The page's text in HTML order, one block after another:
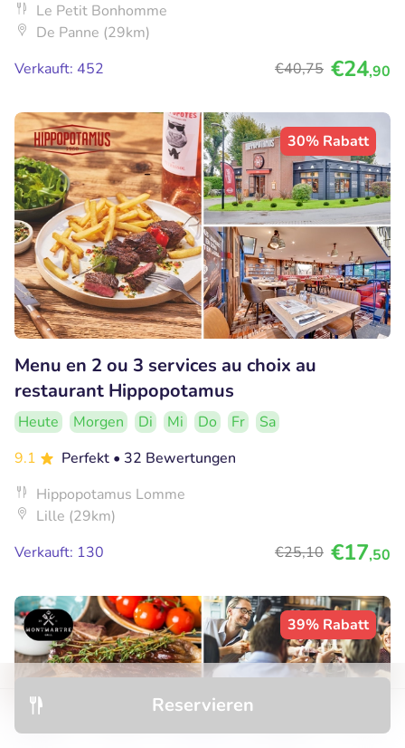
Reservieren
Le Petit Bonhomme
De Panne (29km)
Verkauft: 452
€40,75 €24,90
30% Rabatt
Menu en 2 ou 3 services au choix au
restaurant Hippopotamus
Heute Morgen Di Mi Do Fr
Sa
9.1
Perfekt • 32 Bewertungen
Hippopotamus Lomme
Lille (29km)
Verkauft: 130
€25,10 €17,50
39% Rabatt